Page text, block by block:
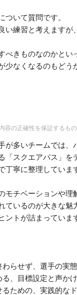
いて質問です。
練習と考えますが
きものなのかとい
なくなるのもどう
の正確性を保証するもの
が多いチームでは
「スクエアパス」を
寧に整理していま
チベーションや理
ているのが大きな
ントが詰まってい
らせず、選手の実
、目標設定と声か
ための、実践的な